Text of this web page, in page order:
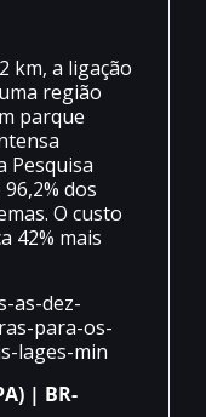
km, a ligação
região
parque
Pesquisa
dos
O custo
42% mais
| BR-